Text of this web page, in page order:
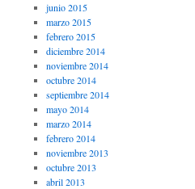
junio 2015
marzo 2015
febrero 2015
diciembre 2014
noviembre 2014
octubre 2014
septiembre 2014
mayo 2014
marzo 2014
febrero 2014
noviembre 2013
octubre 2013
abril 2013